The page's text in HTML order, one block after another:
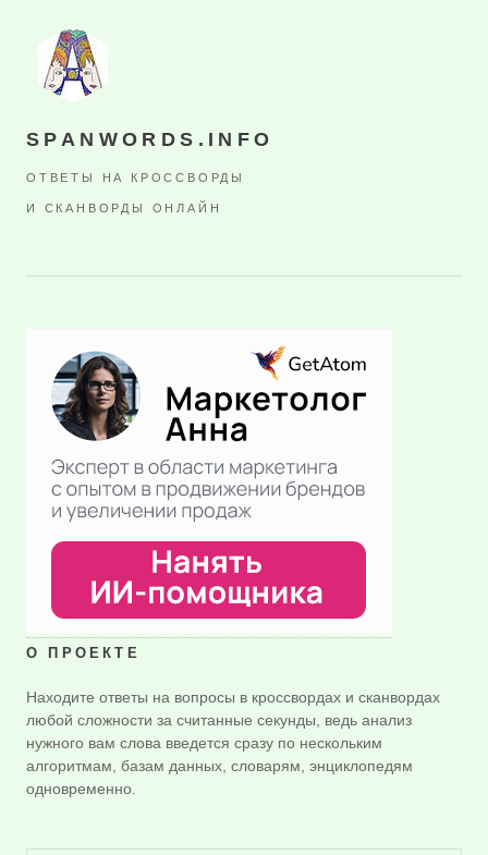
SPANWORDS.INFO
ОТВЕТЫ НА КРОССВОРДЫ
И СКАНВОРДЫ ОНЛАЙН
О ПРОЕКТЕ
Находите ответы на вопросы в кроссвордах и сканвордах
любой сложности за считанные секунды, ведь анализ
нужного вам слова введется сразу по нескольким
алгоритмам, базам данных, словарям, энциклопедям
одновременно.